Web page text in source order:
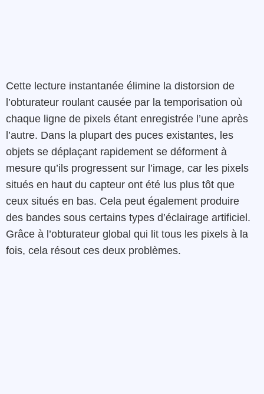
Cette lecture instantanée élimine la distorsion de
l’obturateur roulant causée par la temporisation où
chaque ligne de pixels étant enregistrée l’une après
l’autre. Dans la plupart des puces existantes, les
objets se déplaçant rapidement se déforment à
mesure qu’ils progressent sur l’image, car les pixels
situés en haut du capteur ont été lus plus tôt que
ceux situés en bas. Cela peut également produire
des bandes sous certains types d’éclairage artificiel.
Grâce à l’obturateur global qui lit tous les pixels à la
fois, cela résout ces deux problèmes.